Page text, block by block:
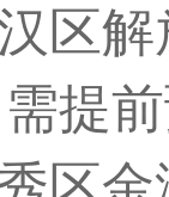
区
提
区